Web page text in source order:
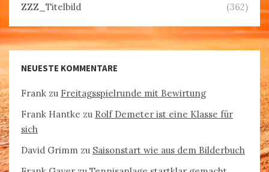
ZZZ_Titelbild
(362)
NEUESTE KOMMENTARE
Frank zu Freitagsspielrunde mit Bewirtung
Frank Hantke zu Rolf Demeter ist eine Klasse für
sich
David Grimm zu Saisonstart wie aus dem Bilderbuch